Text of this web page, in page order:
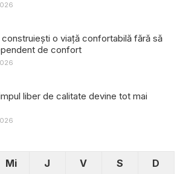
construiești o viață confortabilă fără să
de confort
liber de calitate devine tot mai
Mi J V S
D